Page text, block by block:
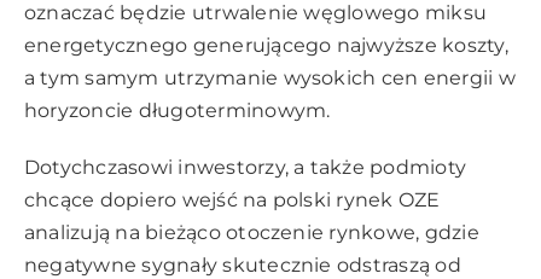
oznaczać będzie utrwalenie węglowego miksu
energetycznego generującego najwyższe koszty,
a tym samym utrzymanie wysokich cen energii w
horyzoncie długoterminowym.
Dotychczasowi inwestorzy, a także podmioty
chcące dopiero wejść na polski rynek OZE
analizują na bieżąco otoczenie rynkowe, gdzie
negatywne sygnały skutecznie odstraszą od